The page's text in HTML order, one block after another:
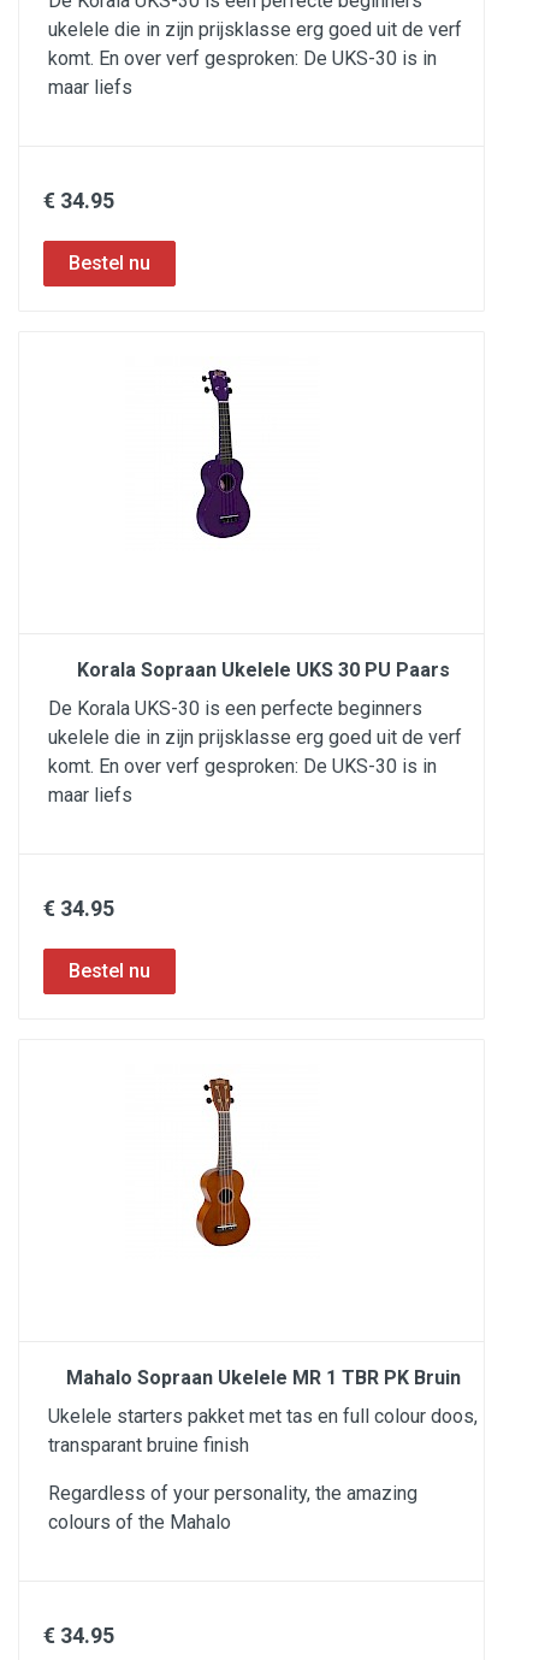
ukelele die in zijn prijsklasse erg goed uit de verf
komt. En over verf gesproken: De UKS-30 is in
maar liefs
€ 34.95
Korala Sopraan Ukelele UKS 30 PU Paars
De Korala UKS-30 is een perfecte beginners
ukelele die in zijn prijsklasse erg goed uit de verf
komt. En over verf gesproken: De UKS-30 is in
maar liefs
€ 34.95
Mahalo Sopraan Ukelele MR 1 TBR PK Bruin
Ukelele starters pakket met tas en full colour doos,
transparant bruine finish
Regardless of your personality, the amazing
colours of the Mahalo
€ 34.95